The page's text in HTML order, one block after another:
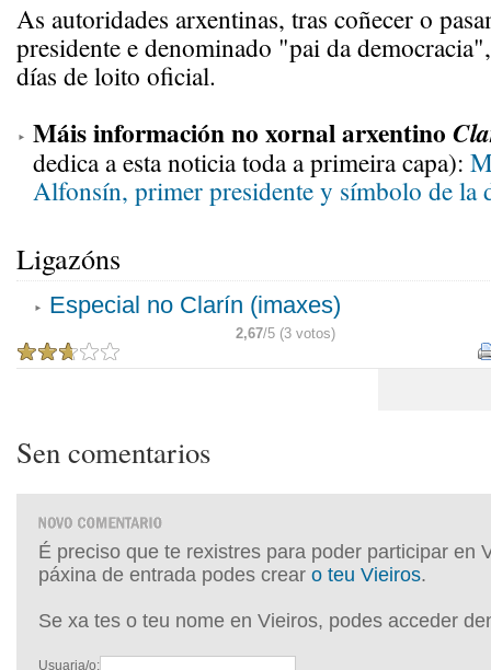
As autoridades arxentinas, tras coñecer o
presidente e denominado "pai da
días de loito oficial.
Máis información no xornal arxentino
dedica a esta noticia toda a primeira capa):
Alfonsín, primer presidente y símbolo de la
Ligazóns
Especial no Clarín (imaxes)
2,67/5 (3 votos)
Sen comentarios
É preciso que te rexistres para poder participar en
páxina de entrada podes crear o teu Vieiros.
Se xa tes o teu nome en Vieiros, podes acceder
Usuaria/o: